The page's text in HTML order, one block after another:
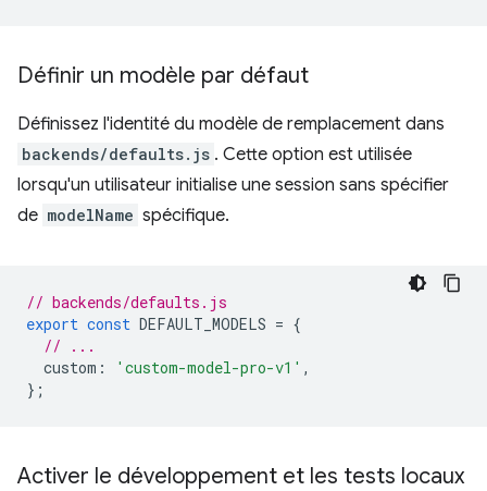
Définir un modèle par défaut
Définissez l'identité du modèle de remplacement dans
backends/defaults.js . Cette option est utilisée
lorsqu'un utilisateur initialise une session sans spécifier
de modelName spécifique.
// backends/defaults.js
export const DEFAULT_MODELS = {
// ...
custom : 'custom-model-pro-v1' ,
};
Activer le développement et les tests locaux